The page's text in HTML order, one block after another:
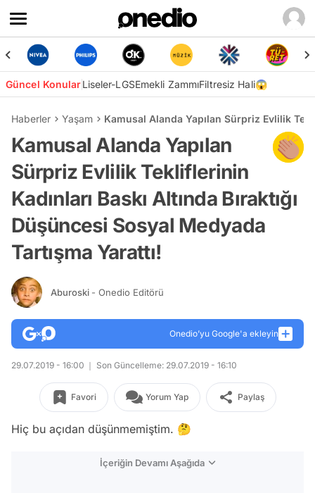
Güncel KonularLiseler-LGSEmekli ZammıFiltresiz Hali😱
Haberler Yaşam Kamusal Alanda Yapılan Sürpriz Evlilik
Kamusal Alanda Yapılan
Sürpriz Evlilik Tekliflerinin
Kadınları Baskı Altında Bıraktığı
Düşüncesi Sosyal Medyada
Tartışma Yarattı!
Aburoski - Onedio Editörü
Onedio’yu Google'a ekleyin
29.07.2019 - 16:00 Son Güncelleme: 29.07.2019 - 16:10
Favori Yorum Yap Paylaş
Hiç bu açıdan düşünmemiştim. 🤔
İçeriğin Devamı Aşağıda